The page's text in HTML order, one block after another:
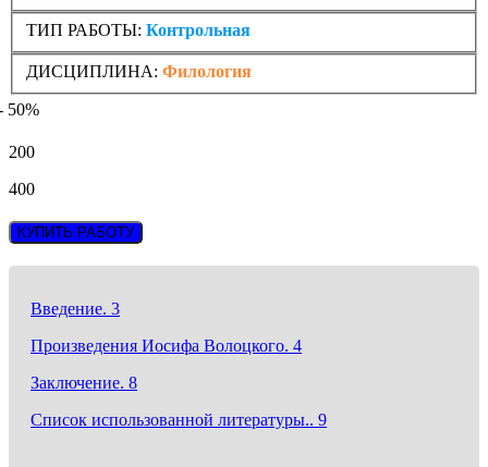
ТИП РАБОТЫ: Контрольная
ДИСЦИПЛИНА: Филология
50%
200
400
КУПИТЬ РАБОТУ
Введение. 3
Произведения Иосифа Волоцкого. 4
Заключение. 8
Список использованной литературы.. 9